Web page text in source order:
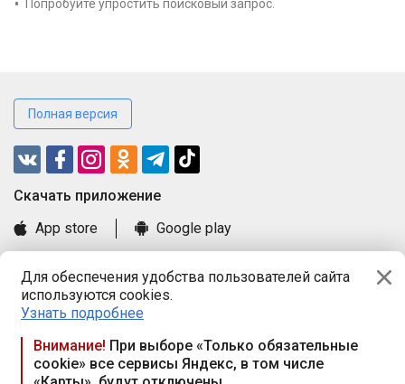
Для обеспечения удобства пользователей сайта
используются cookies.
Узнать подробнее
Внимание! При выборе «Только обязательные
cookie» все сервисы Яндекс, в том числе
Попробуйте упростить поисковый запрос.
Полная версия
Cкачать приложение
App store
Google play
Книга замечаний и предложений
Правила и документы
Praca.by © 2000—2026, ООО «ПРАЦА БАЙ»
Республика Беларусь, 220114, г. Минск, пр-т Независимости
117а, пом. № 9.